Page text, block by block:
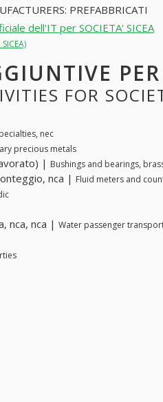
PREFABBRICATI
dell'IT per SOCIETA' SICEA
FOR
nec
precious metals
| Bushings and bearings,
nca | Fluid meters and
nca, nca | Water passenger